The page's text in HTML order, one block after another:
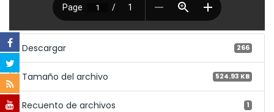
Descargar 266
Tamaño del archivo 524.93 KB
Recuento de archivos 1